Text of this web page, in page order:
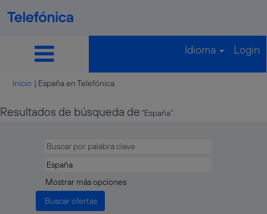
Idioma Login
Inicio | España en Telefónica(página
Resultados de búsqueda de "España".
Mostrar más opciones